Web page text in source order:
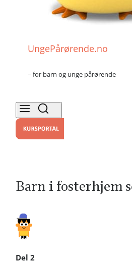
UngePårørende.no
– for barn og unge pårørende
Barn i fosterhjem
Del 2